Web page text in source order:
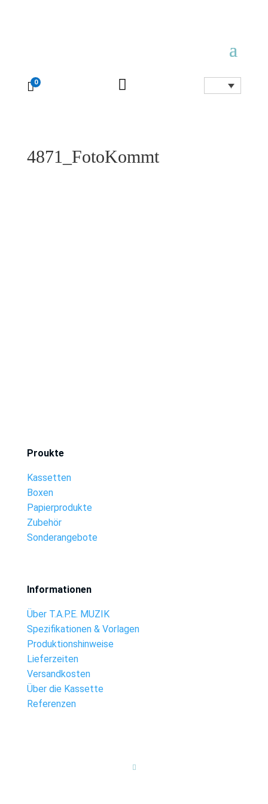
0 
4871_FotoKommt
Proukte
Kassetten
Boxen
Papierprodukte
Zubehör
Sonderangebote
Informationen
Über T.A.P.E. MUZIK
Spezifikationen & Vorlagen
Produktionshinweise
Lieferzeiten
Versandkosten
Über die Kassette
Referenzen
